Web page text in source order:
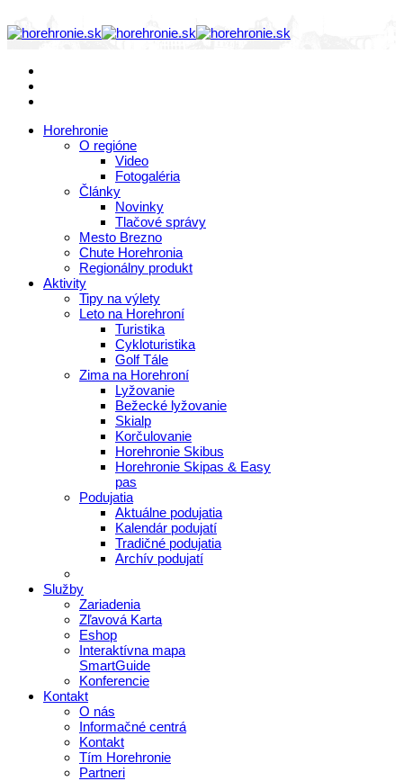
Horehronie
O regióne
Video
Fotogaléria
Články
Novinky
Tlačové správy
Mesto Brezno
Chute Horehronia
Regionálny produkt
Aktivity
Tipy na výlety
Leto na Horehroní
Turistika
Cykloturistika
Golf Tále
Zima na Horehroní
Lyžovanie
Bežecké lyžovanie
Skialp
Korčulovanie
Horehronie Skibus
Horehronie Skipas & Easy
pas
Podujatia
Aktuálne podujatia
Kalendár podujatí
Tradičné podujatia
Archív podujatí
Služby
Zariadenia
Zľavová Karta
Eshop
Interaktívna mapa
SmartGuide
Konferencie
Kontakt
O nás
Informačné centrá
Kontakt
Tím Horehronie
Partneri